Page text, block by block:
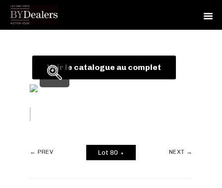
Voir le catalogue au complet
← PREV Lot 80 ▼ NEXT →